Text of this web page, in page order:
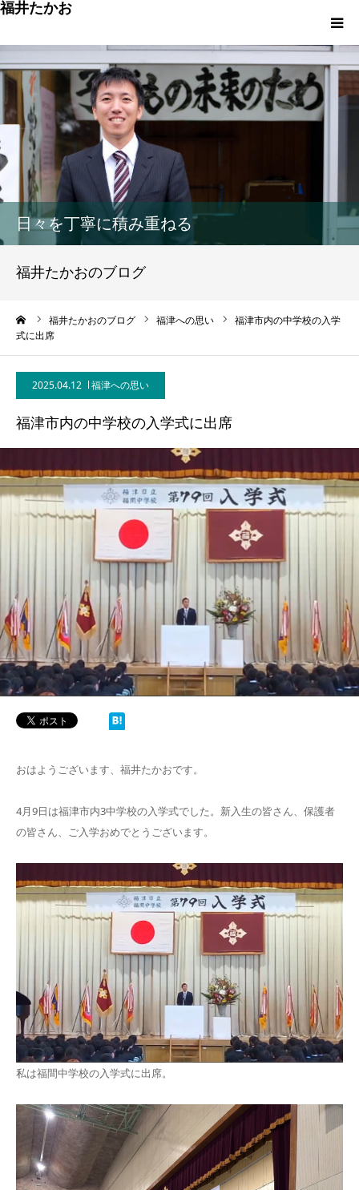
福井たかお
日々を丁寧に積み重ねる
福井たかおのブログ
福井たかおのブログ 福津への思い
福津市内の中学校の入学
式に出席
2025.04.12 福津への思い
福津市内の中学校の入学式に出席
おはようございます、福井たかおです。
4月9日は福津市内3中学校の入学式でした。新入生の皆さん、保護者
の皆さん、ご入学おめでとうございます。
私は福間中学校の入学式に出席。
福津への想いと実績
重点政策と市役所活性化策
プロフィール
市政方針ーまちの未来を再設計ー